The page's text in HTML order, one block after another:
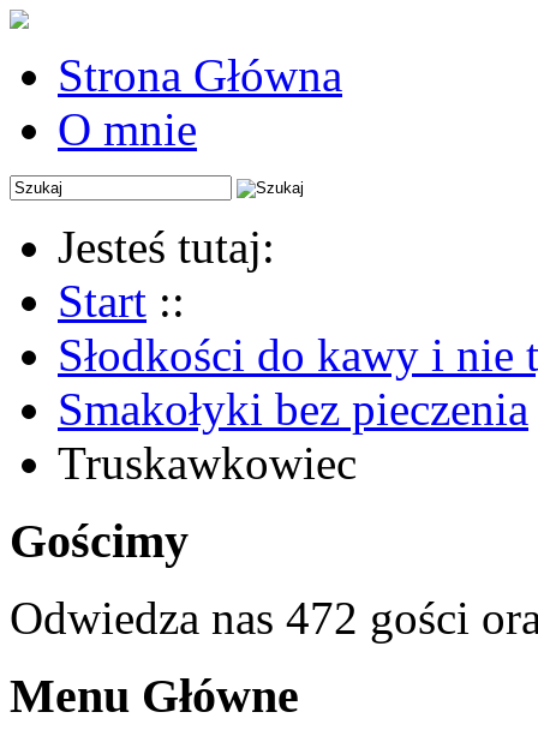
Strona Główna
O mnie
Jesteś tutaj:
Start ::
Słodkości do kawy i nie
Smakołyki bez pieczenia
Truskawkowiec
Gościmy
Odwiedza nas 472 gości
Menu Główne